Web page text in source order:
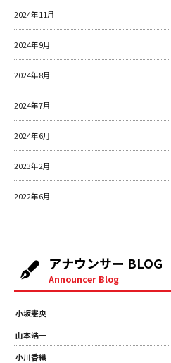
2024年11月
2024年9月
2024年8月
2024年7月
2024年6月
2023年2月
2022年6月
アナウンサー BLOG
Announcer Blog
小坂憲央
山本浩一
小川香織